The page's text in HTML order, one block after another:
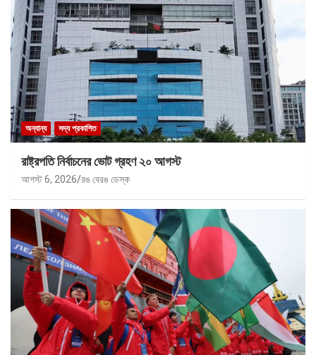
অন্যান্য সদ্য প্রকাশিত
রাষ্ট্রপতি নির্বাচনের ভোট গ্রহণ ২০ আগস্ট
আগস্ট 6, 2026 রঙ বেরঙ ডেস্ক